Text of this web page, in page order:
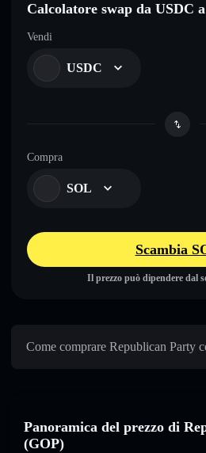
Calcolatore swap da USDC
Vendi
USDC
Compra
SOL
Scambia
Il prezzo può dipendere dal
Come comprare Republican Party
Panoramica del prezzo di
(GOP)